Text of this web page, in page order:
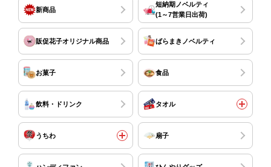
新商品
短納期ノベルティ
(1～7営業日出荷)
販促花子オリジナル商品 ばらまきノベルティ
お菓子 食品
飲料・ドリンク タオル
うちわ 扇子